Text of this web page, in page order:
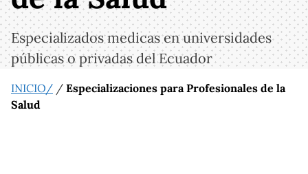
Especializados medicas en universidades
públicas o privadas del Ecuador
INICIO/ / Especializaciones para Profesionales de la
Salud